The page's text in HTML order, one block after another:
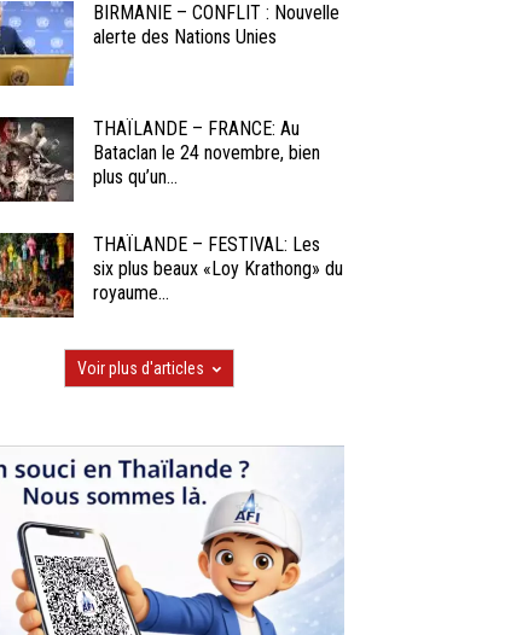
BIRMANIE – CONFLIT : Nouvelle
alerte des Nations Unies
THAÏLANDE – FRANCE: Au
Bataclan le 24 novembre, bien
plus qu’un...
THAÏLANDE – FESTIVAL: Les
six plus beaux «Loy Krathong» du
royaume...
Voir plus d'articles